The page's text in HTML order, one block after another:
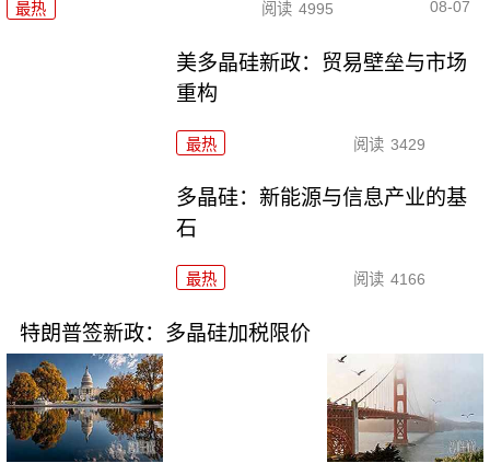
最热 阅读 4995 08-07
美多晶硅新政：贸易壁垒与市场
重构
最热 阅读 3429
多晶硅：新能源与信息产业的基
石
最热 阅读 4166
特朗普签新政：多晶硅加税限价